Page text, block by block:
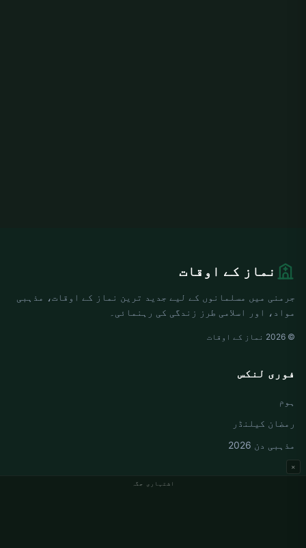
اشتہاری جگہ
×
نماز کے اوقات
جرمنی میں مسلمانوں کے لیے جدید ترین نماز کے اوقات، مذہبی
مواد، اور اسلامی طرز زندگی کی رہنمائی۔
© 2026 نماز کے اوقات
فوری لنکس
ہوم
رمضان کیلنڈر
مذہبی دن 2026